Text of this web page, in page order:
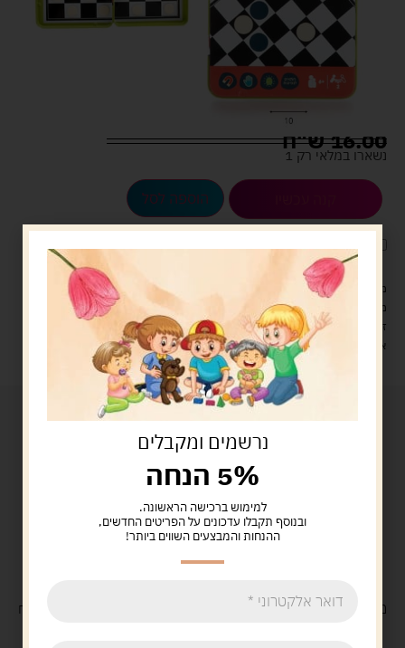
16.00ש"ח
נשארו במלאי רק 1
הוספה לסל
לארוז את המוצר באריזת מתנה5.00 ש"ח ?
מעל 329 ש"ח, משלוח עם שליח עד הבית חינם! – 0 ₪
משלוח עם שליח עד הבית: 29 ש"ח
זמן אספקה: עד 4 ימי עסקים.
איסוף עצמי: מ"ביתר טויס" רחוב בניין דוד 18, ביתר עילית.
משלוח חינםבקנייה מעל 329 ש"ח
נרשמים ומקבלים
5% הנחה
למימוש ברכישה הראשונה.
ובנוסף תקבלו עדכונים על הפריטים החדשים,
ההנחות והמבצעים השווים ביותר!